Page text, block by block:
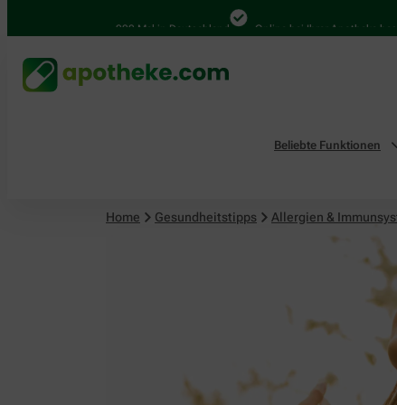
4.000 Mal in Deutschland Online bei Ihrer Apotheke bestellen
Beliebte Funktionen
Home Gesundheitstipps Allergien &